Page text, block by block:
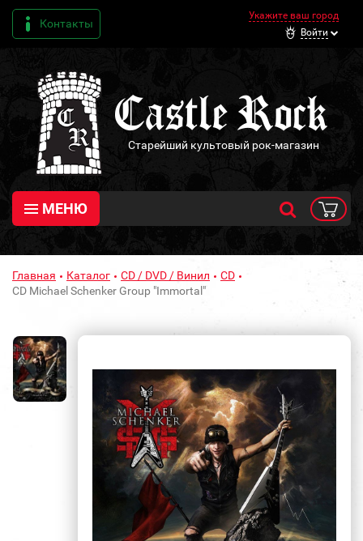
Контакты
Укажите ваш город
Войти
Старейший культовый рок-магазин
МЕНЮ
Главная Каталог CD / DVD / Винил
CD
CD Michael Schenker Group "Immortal"